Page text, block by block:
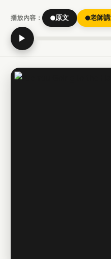
播放內容： 原文 老師
▶